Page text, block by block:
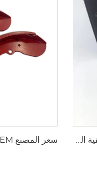
علامة تايهاو D1354 مصنع لواحق الفرامل الخلفية السيراميك للسيارات التصنيع